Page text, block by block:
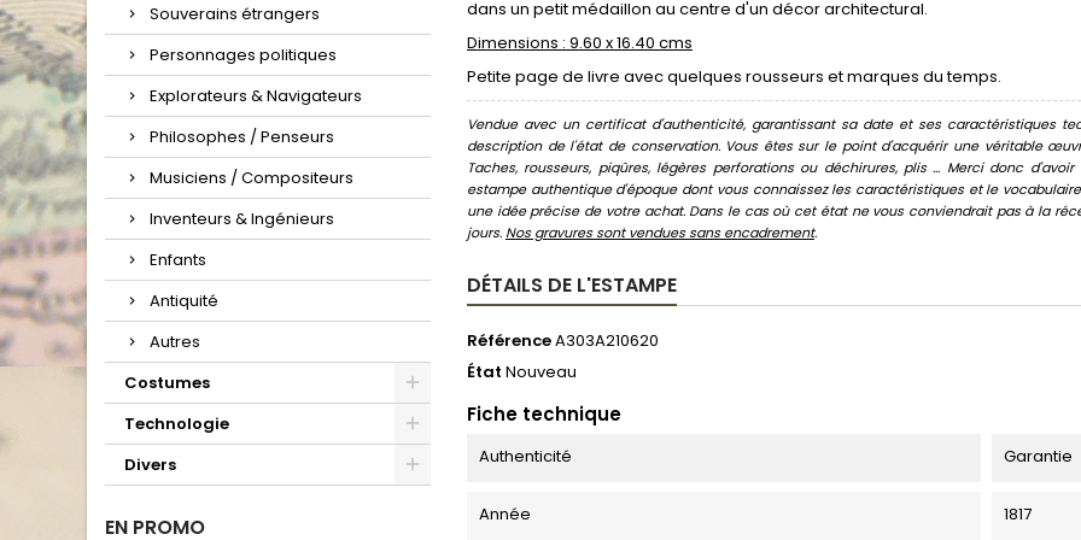
Souverains étrangers
Personnages politiques
Explorateurs & Navigateurs
Philosophes / Penseurs
Musiciens / Compositeurs
Inventeurs & Ingénieurs
Enfants
Antiquité
Autres
Costumes
Technologie
Divers
EN PROMO
dans un petit médaillon au centre d'un décor architectural.
Dimensions : 9.60 x 16.40 cms
Petite page de livre avec quelques rousseurs et marques du temps.
Vendue avec un certificat d'authenticité, garantissant sa date et ses caractéristiques
description de l'état de conservation. Vous êtes sur le point d'acquérir une véritable
Taches, rousseurs, piqûres, légères perforations ou déchirures, plis ... Merci donc
estampe authentique d'époque dont vous connaissez les caractéristiques et le
une idée précise de votre achat. Dans le cas où cet état ne vous conviendrait pas à la
jours. Nos gravures sont vendues sans encadrement.
DÉTAILS DE L'ESTAMPE
RéférenceA303A210620
État Nouveau
Fiche technique
Authenticité Garantie
Année 1817